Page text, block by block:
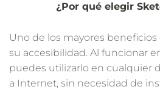
¿Por qué elegir
Uno de los mayores
su accesibilidad. Al funcionar
puedes utilizarlo en cualquier
a Internet, sin necesidad de